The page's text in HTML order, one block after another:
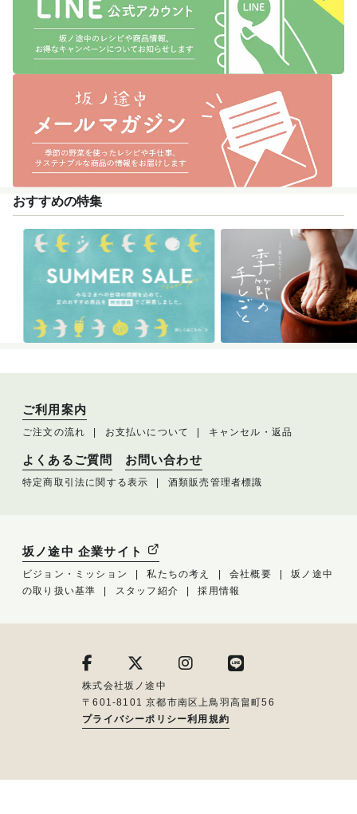
おすすめの特集
ご利用案内
ご注文の流れ お支払いについて キャンセル・返品
よくあるご質問 お問い合わせ
特定商取引法に関する表示 酒類販売管理者標識
坂ノ途中 企業サイト
ビジョン・ミッション 私たちの考え 会社概要
坂ノ途中
の取り扱い基準
スタッフ紹介 採用情報
株式会社坂ノ途中
〒601-8101 京都市南区上鳥羽高畠町56
プライバシーポリシー利用規約